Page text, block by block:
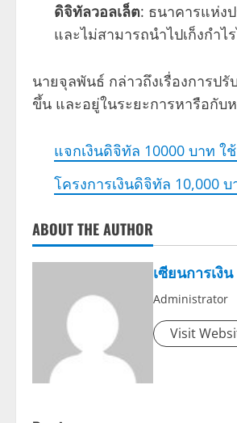
ดิจิทัลวอลเล็ต: ธนาคารแห่ง
และไม่สามารถนำไปเก็งกำไ
นายจุลพันธ์ กล่าวถึงเรื่องการป
ขึ้น และอยู่ในระยะการหารือกับ
แจกเงินดิจิทัล 10000 บาท ใ
โครงการเงินดิจิทัล 10,000
ABOUT THE AUTHOR
เซียนการเงิน
Administrator
Visit